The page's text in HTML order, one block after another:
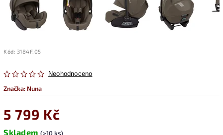
Kód: 3184F.05
Neohodnoceno
Značka: Nuna
5 799 Kč
Skladem (>10 ks)